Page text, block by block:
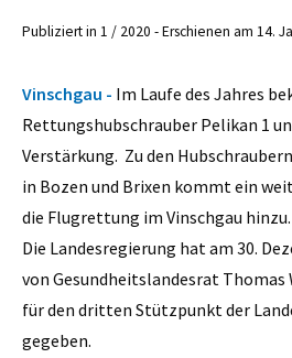
Publiziert in 1 / 2020 - Erschienen am 14.
Vinschgau - Im Laufe des Jahres
Rettungshubschrauber Pelikan 1
Verstärkung. Zu den
in Bozen und Brixen kommt ein
die Flugrettung im Vinschgau hinzu.
Die Landesregierung hat am 30.
von Gesundheitslandesrat Thomas
für den dritten Stützpunkt der
gegeben.